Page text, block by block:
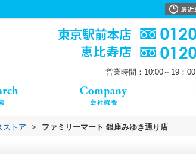
営業時間：10:00～19：00
ストア > ファミリーマート 銀座みゆき通り店